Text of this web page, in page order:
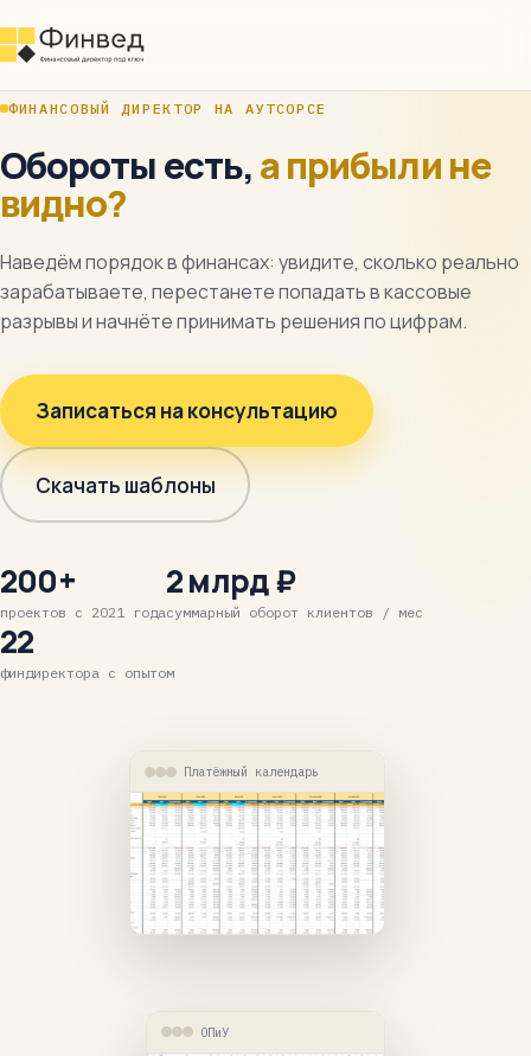
ФИНАНСОВЫЙ ДИРЕКТОР НА АУТСОРСЕ
Обороты есть,а прибыли не
видно?
Наведём порядок в финансах: увидите, сколько реально
зарабатываете, перестанете попадать в кассовые
разрывы и начнёте принимать решения по цифрам.
Записаться на консультацию
Скачать шаблоны
200+
проектов с 2021 года
2 млрд ₽
суммарный оборот клиентов / мес
22
финдиректора с опытом
Платёжный календарь
ОПиУ